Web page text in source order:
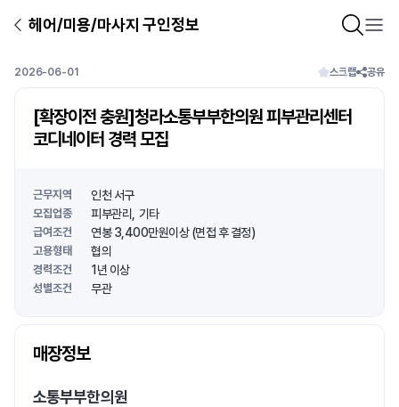
헤어/미용/마사지 구인정보
2026-06-01 스크랩 공유
[확장이전 충원]청라소통부부한의원 피부관리센터
코디네이터 경력 모집
근무지역 인천 서구
모집업종 피부관리 기타
급여조건 연봉 3,400만원이상 (면접 후 결정)
고용형태 협의
경력조건 1년 이상
성별조건 무관
매장정보
소통부부한의원